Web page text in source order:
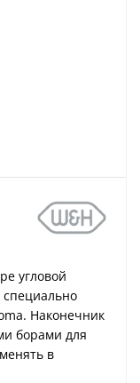
угловой
Наконечник
борами для
в